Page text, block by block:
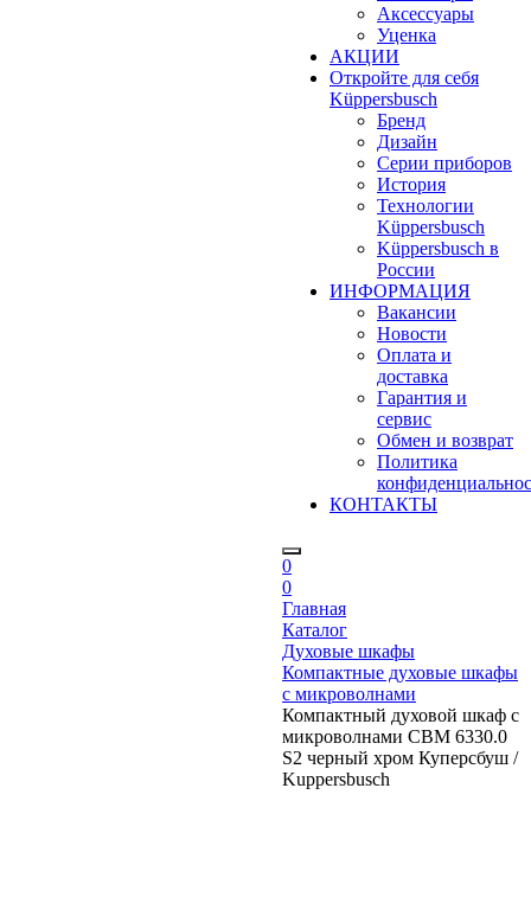
Аксессуары
Уценка
АКЦИИ
Откройте для себя
Küppersbusch
Бренд
Дизайн
Серии приборов
История
Технологии
Küppersbusch
Küppersbusch в
России
ИНФОРМАЦИЯ
Вакансии
Новости
Оплата и
доставка
Гарантия и
сервис
Обмен и возврат
Политика
КОНТАКТЫ
0
0
Главная
Каталог
Духовые шкафы
Компактные духовые шкафы
с микроволнами
Компактный духовой шкаф с
микроволнами CBM 6330.0
S2 черный хром Куперсбуш /
Kuppersbusch